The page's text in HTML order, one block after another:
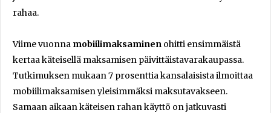
rahaa.
Viime vuonna mobiilimaksaminen ohitti ensimmäistä
kertaa käteisellä maksamisen päivittäistavarakaupassa.
Tutkimuksen mukaan 7 prosenttia kansalaisista ilmoittaa
mobiilimaksamisen yleisimmäksi maksutavakseen.
Samaan aikaan käteisen rahan käyttö on jatkuvasti